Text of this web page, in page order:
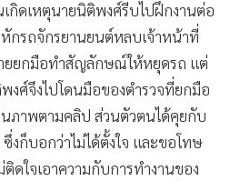
กิดเหตุนายนิติพงศ์รีบไปฝึกงานต่อ
กรถจักรยานยนต์หลบเจ้าหน้าที่
ยยกมือทำสัญลักษณ์ให้หยุดรถ แต่
งศ์จึงไปโดนมือของตำรวจที่ยกมือ
ภาพตามคลิป ส่วนตัวตนได้คุยกับ
งก็บอกว่าไม่ได้ตั้งใจ และขอโทษ
ดใจเอาความกับการทำงานของ